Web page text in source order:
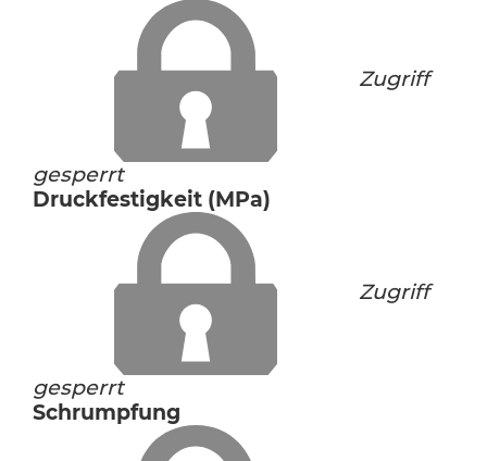
Zugriff
gesperrt
Druckfestigkeit (MPa)
Zugriff
gesperrt
Schrumpfung